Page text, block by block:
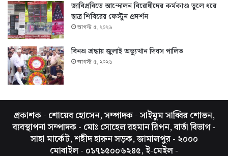
জাবিপ্রবিতে আন্দোলন বিরোধীদের কর্মকাণ্ড তুলে ধরে
ছাত্র শিবিরের ফেস্টুন প্রদর্শন
আগস্ট ৫, ২০২৬
বিনম্র শ্রদ্ধায় জুলাই অভ্যুত্থান দিবস পালিত
আগস্ট ৫, ২০২৬
প্রকাশক - শোয়েব হোসেন, সম্পাদক - সাইমুম সাব্বির শোভন,
ব্যবস্থাপনা সম্পাদক - মোঃ সোহেল রহমান রিপন, বার্তা বিভাগ -
সাহা মার্কেট, শহীদ হারুন সড়ক, জামালপুর - ২০০০
মোবাইল - ০১৭১৫০০৬২৪৫, ই-মেইল -